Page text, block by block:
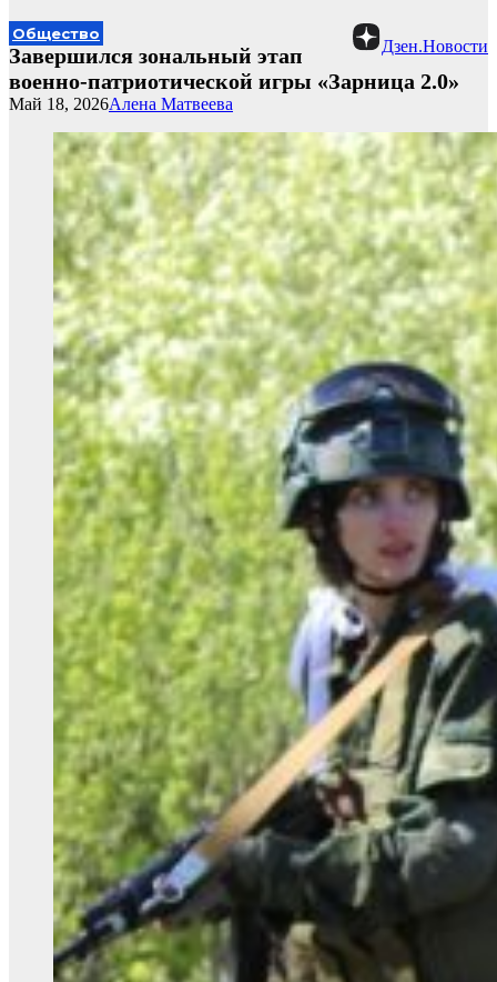
Дзен.Новости
Общество
Завершился зональный этап
военно-патриотической игры «Зарница 2.0»
Алена Матвеева
Май 18, 2026